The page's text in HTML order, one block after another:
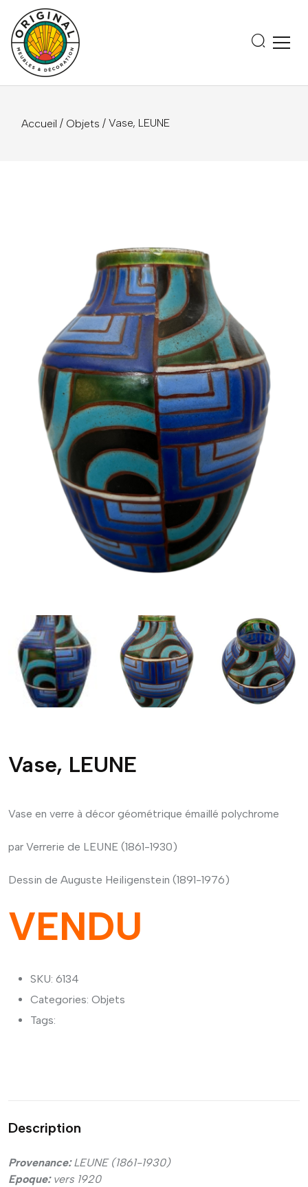
Accueil / Objets / Vase, LEUNE
Vase, LEUNE
Vase en verre à décor géométrique émaillé polychrome
par Verrerie de LEUNE (1861-1930)
Dessin de Auguste Heiligenstein (1891-1976)
VENDU
SKU: 6134
Categories: Objets
Tags:
Description
Provenance:LEUNE (1861-1930)
Epoque:vers 1920